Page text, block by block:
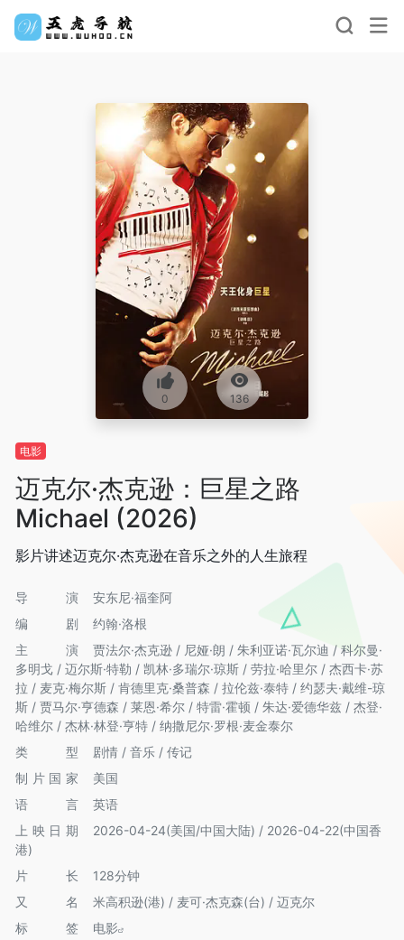
0 136
电影
迈克尔·杰克逊：巨星之路
Michael (2026)
影片讲述迈克尔·杰克逊在音乐之外的人生旅程
导演
安东尼·福奎阿
编剧
约翰·洛根
主演
贾法尔·杰克逊 / 尼娅·朗 / 朱利亚诺·瓦尔迪 / 科尔曼·
多明戈 / 迈尔斯·特勒 / 凯林·多瑞尔·琼斯 / 劳拉·哈里尔 / 杰西卡·苏
拉 / 麦克·梅尔斯 / 肯德里克·桑普森 / 拉伦兹·泰特 / 约瑟夫·戴维-琼
斯 / 贾马尔·亨德森 / 莱恩·希尔 / 特雷·霍顿 / 朱达·爱德华兹 / 杰登·
哈维尔 / 杰林·林登·亨特 / 纳撒尼尔·罗根·麦金泰尔
类型
剧情 / 音乐 / 传记
制片国家
美国
语言
英语
上映日期
2026-04-24(美国/中国大陆) / 2026-04-22(中国香
港)
片长
128分钟
又名
米高积逊(港) / 麦可·杰克森(台) / 迈克尔
标签
电影